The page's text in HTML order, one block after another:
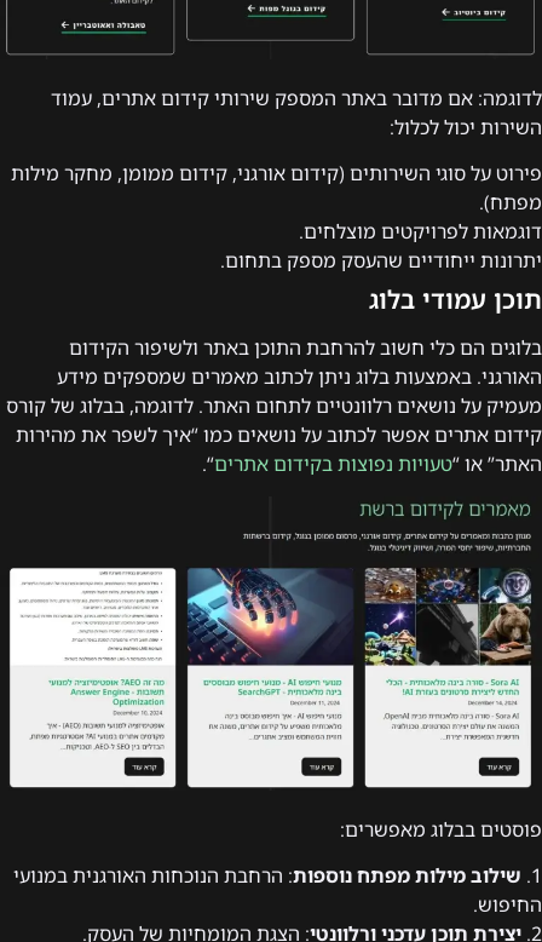
לדוגמה: אם מדובר באתר המספק שירותי קידום אתרים, עמוד
השירות יכול לכלול:
פירוט על סוגי השירותים (קידום אורגני, קידום ממומן, מחקר מילות
מפתח).
דוגמאות לפרויקטים מוצלחים.
יתרונות ייחודיים שהעסק מספק בתחום.
תוכן עמודי בלוג
בלוגים הם כלי חשוב להרחבת התוכן באתר ולשיפור הקידום
האורגני. באמצעות בלוג ניתן לכתוב מאמרים שמספקים מידע
מעמיק על נושאים רלוונטיים לתחום האתר. לדוגמה, בבלוג של קורס
קידום אתרים אפשר לכתוב על נושאים כמו “איך לשפר את מהירות
האתר” או “טעויות נפוצות בקידום אתרים“.
פוסטים בבלוג מאפשרים:
1. שילוב מילות מפתח נוספות: הרחבת הנוכחות האורגנית במנועי
החיפוש.
2. יצירת תוכן עדכני ורלוונטי: הצגת המומחיות של העסק.